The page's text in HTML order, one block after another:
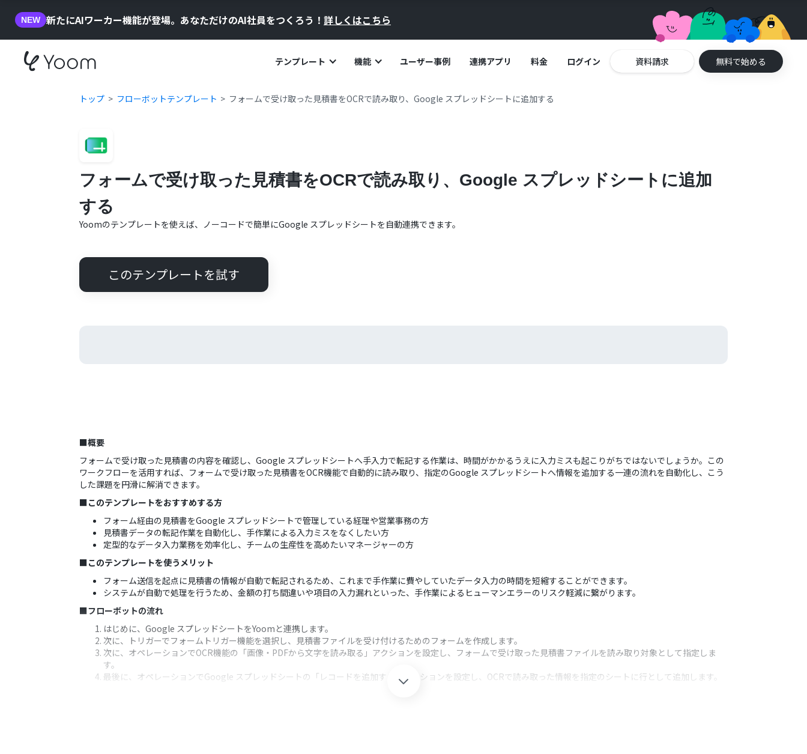
NEW 新たにAIワーカー機能が登場。あなただけのAI社員をつくろう！ 詳しくはこちら
テンプレート 機能 ユーザー事例 連携アプリ 料金 ログイン 資料請求 無料で始める
トップ フローボットテンプレート フォームで受け取った見積書をOCRで読み取り、Google スプレッドシートに追加する
フォームで受け取った見積書をOCRで読み取り、Google スプレッドシートに追加
する
Yoomのテンプレートを使えば、ノーコードで簡単にGoogle スプレッドシートを自動連携できます。
このテンプレートを試す
■概要
フォームで受け取った見積書の内容を確認し、Google スプレッドシートへ手入力で転記する作業は、時間がかかるうえに入力ミスも起こりがちではないでしょうか。この
ワークフローを活用すれば、フォームで受け取った見積書をOCR機能で自動的に読み取り、指定のGoogle スプレッドシートへ情報を追加する一連の流れを自動化し、こう
した課題を円滑に解消できます。
■このテンプレートをおすすめする方
フォーム経由の見積書をGoogle スプレッドシートで管理している経理や営業事務の方
見積書データの転記作業を自動化し、手作業による入力ミスをなくしたい方
定型的なデータ入力業務を効率化し、チームの生産性を高めたいマネージャーの方
■このテンプレートを使うメリット
フォーム送信を起点に見積書の情報が自動で転記されるため、これまで手作業に費やしていたデータ入力の時間を短縮することができます。
システムが自動で処理を行うため、金額の打ち間違いや項目の入力漏れといった、手作業によるヒューマンエラーのリスク軽減に繋がります。
■フローボットの流れ
はじめに、Google スプレッドシートをYoomと連携します。
次に、トリガーでフォームトリガー機能を選択し、見積書ファイルを受け付けるためのフォームを作成します。
次に、オペレーションでOCR機能の「画像・PDFから文字を読み取る」アクションを設定し、フォームで受け取った見積書ファイルを読み取り対象として指定しま
す。
最後に、オペレーションでGoogle スプレッドシートの「レコードを追加する」アクションを設定し、OCRで読み取った情報を指定のシートに行として追加します。